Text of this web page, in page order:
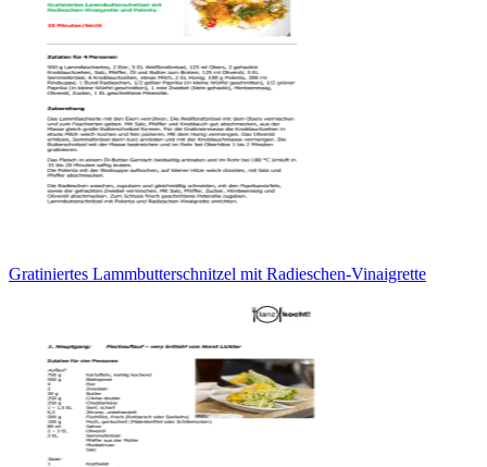
Gratiniertes Lammbutterschnitzel mit Radieschen-Vinaigrette